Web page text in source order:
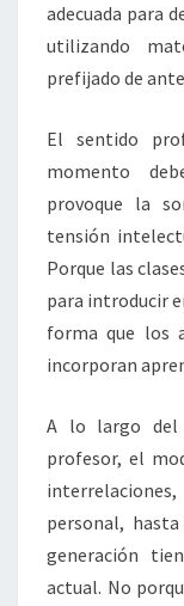
adecuada para
utilizando
prefijado de
El sentido
momento
provoque la
tensión
Porque las
para introducir
forma que los
incorporan
A lo largo del
profesor, el
personal,
generación
actual. No